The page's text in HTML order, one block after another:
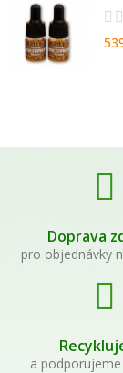
Doprava
pro objednávky
a